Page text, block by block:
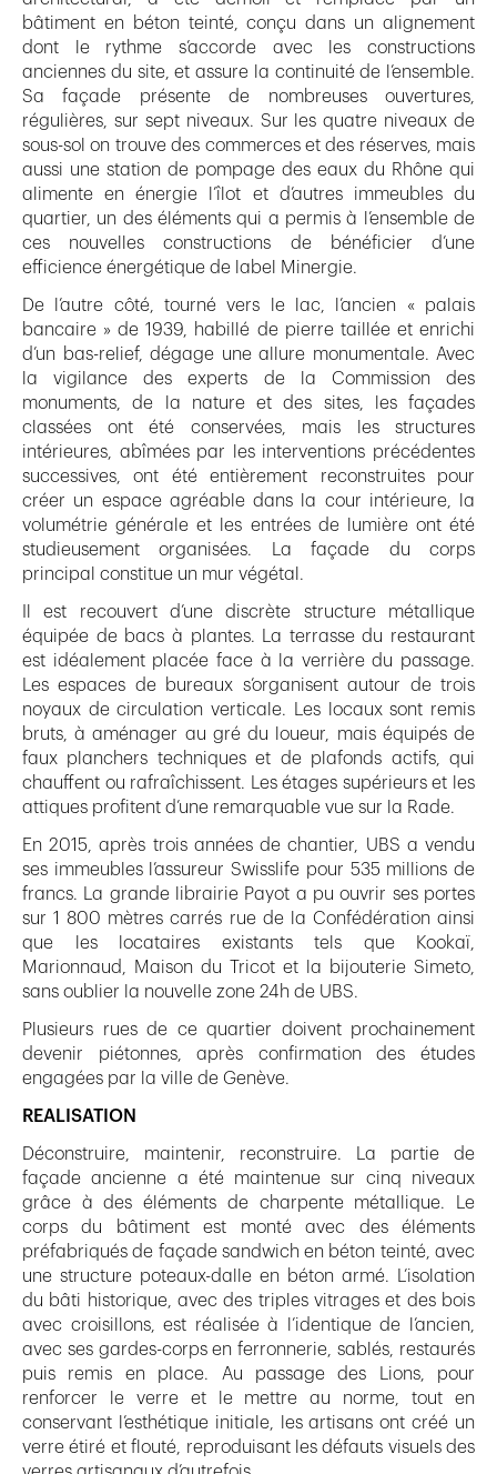
bâtiment en béton teinté, conçu dans un alignement
dont le rythme s’accorde avec les constructions
anciennes du site, et assure la continuité de l’ensemble.
Sa façade présente de nombreuses ouvertures,
régulières, sur sept niveaux. Sur les quatre niveaux de
sous-sol on trouve des commerces et des réserves, mais
aussi une station de pompage des eaux du Rhône qui
alimente en énergie l’îlot et d’autres immeubles du
quartier, un des éléments qui a permis à l’ensemble de
ces nouvelles constructions de bénéficier d’une
efficience énergétique de label Minergie.
De l’autre côté, tourné vers le lac, l’ancien « palais
bancaire » de 1939, habillé de pierre taillée et enrichi
d’un bas-relief, dégage une allure monumentale. Avec
la vigilance des experts de la Commission des
monuments, de la nature et des sites, les façades
classées ont été conservées, mais les structures
intérieures, abîmées par les interventions précédentes
successives, ont été entièrement reconstruites pour
créer un espace agréable dans la cour intérieure, la
volumétrie générale et les entrées de lumière ont été
studieusement organisées. La façade du corps
principal constitue un mur végétal.
Il est recouvert d’une discrète structure métallique
équipée de bacs à plantes. La terrasse du restaurant
est idéalement placée face à la verrière du passage.
Les espaces de bureaux s’organisent autour de trois
noyaux de circulation verticale. Les locaux sont remis
bruts, à aménager au gré du loueur, mais équipés de
faux planchers techniques et de plafonds actifs, qui
chauffent ou rafraîchissent. Les étages supérieurs et les
attiques profitent d’une remarquable vue sur la Rade.
En 2015, après trois années de chantier, UBS a vendu
ses immeubles l’assureur Swisslife pour 535 millions de
francs. La grande librairie Payot a pu ouvrir ses portes
sur 1 800 mètres carrés rue de la Confédération ainsi
que les locataires existants tels que Kookaï,
Marionnaud, Maison du Tricot et la bijouterie Simeto,
sans oublier la nouvelle zone 24h de UBS.
Plusieurs rues de ce quartier doivent prochainement
devenir piétonnes, après confirmation des études
engagées par la ville de Genève.
REALISATION
Déconstruire, maintenir, reconstruire. La partie de
façade ancienne a été maintenue sur cinq niveaux
grâce à des éléments de charpente métallique. Le
corps du bâtiment est monté avec des éléments
préfabriqués de façade sandwich en béton teinté, avec
une structure poteaux-dalle en béton armé. L’isolation
du bâti historique, avec des triples vitrages et des bois
avec croisillons, est réalisée à l’identique de l’ancien,
avec ses gardes-corps en ferronnerie, sablés, restaurés
puis remis en place. Au passage des Lions, pour
renforcer le verre et le mettre au norme, tout en
conservant l’esthétique initiale, les artisans ont créé un
verre étiré et flouté, reproduisant les défauts visuels des